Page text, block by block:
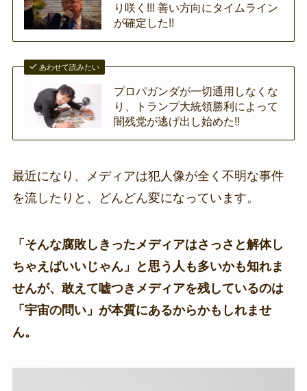
り咲く!!! 善い方向にタイムライン
が確定した!!
あわせて読みたい
プロパガンダが一切通用しなくな
り、トランプ大統領勝利によって
闇残党が逃げ出し始めた!!
最近になり、メディアは犯人像が全く不明な事件
を流したりと、どんどん変になっています。
「そんな腐敗しきったメディアはさっさと解体し
ちゃえばいいじゃん」と思う人も多いかも知れま
せんが、敢えて嘘つきメディアを残しているのは
「宇宙の問い」が本質にあるからかもしれませ
ん。